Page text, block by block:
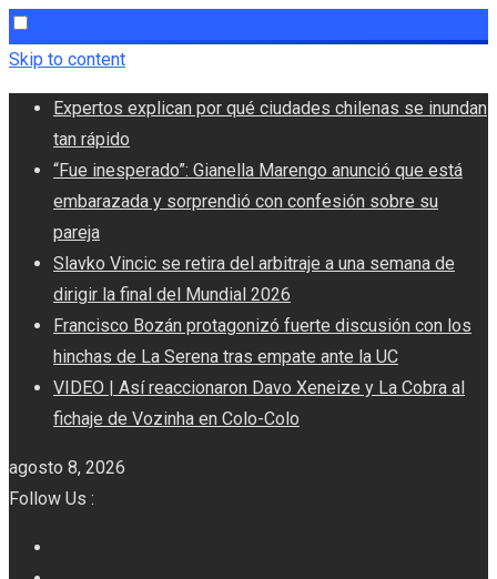
Skip to content
Expertos explican por qué ciudades chilenas se inundan
tan rápido
“Fue inesperado”: Gianella Marengo anunció que está
embarazada y sorprendió con confesión sobre su
pareja
Slavko Vincic se retira del arbitraje a una semana de
dirigir la final del Mundial 2026
Francisco Bozán protagonizó fuerte discusión con los
hinchas de La Serena tras empate ante la UC
VIDEO | Así reaccionaron Davo Xeneize y La Cobra al
fichaje de Vozinha en Colo-Colo
agosto 8, 2026
Follow Us :